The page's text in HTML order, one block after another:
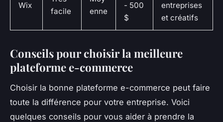
Wix
facile
enne
- 500
$
entreprises
et créatifs
Conseils pour choisir la meilleure
plateforme e-commerce
Choisir la bonne plateforme e-commerce peut faire
toute la différence pour votre entreprise. Voici
quelques conseils pour vous aider à prendre la